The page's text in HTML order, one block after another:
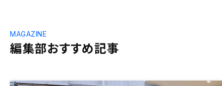
編集部おすすめ記事
MAGAZINE